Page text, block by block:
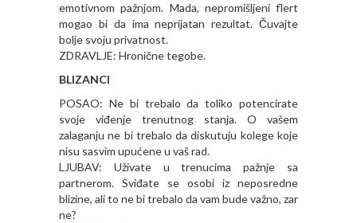
emotivnom pažnjom. Mada, nepromišljeni flert
mogao bi da ima neprijatan rezultat. Čuvajte
bolje svoju privatnost.
ZDRAVLJE: Hronične tegobe.
BLIZANCI
POSAO: Ne bi trebalo da toliko potencirate
svoje viđenje trenutnog stanja. O vašem
zalaganju ne bi trebalo da diskutuju kolege koje
nisu sasvim upućene u vaš rad.
LJUBAV: Uživate u trenucima pažnje sa
partnerom. Sviđate se osobi iz neposredne
blizine, ali to ne bi trebalo da vam bude važno, zar
ne?